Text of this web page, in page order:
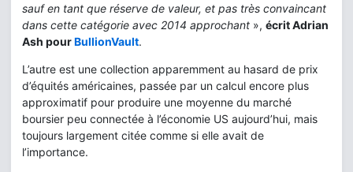
sauf en tant que réserve de valeur, et pas très convaincant
dans cette catégorie avec 2014 approchant », écrit Adrian
Ash pourBullionVault.
L’autre est une collection apparemment au hasard de prix
d’équités américaines, passée par un calcul encore plus
approximatif pour produire une moyenne du marché
boursier peu connectée à l’économie US aujourd’hui, mais
toujours largement citée comme si elle avait de
l’importance.